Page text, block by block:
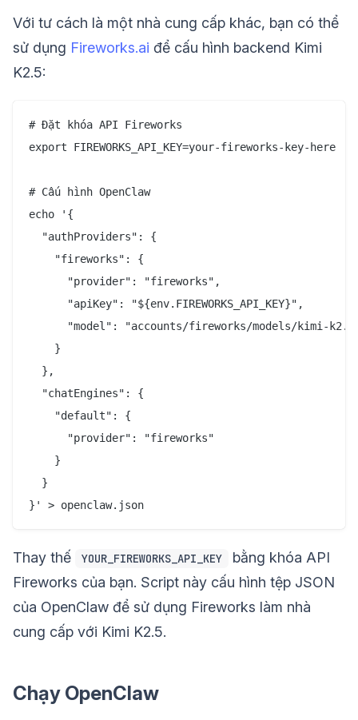
Với tư cách là một nhà cung cấp khác, bạn có thể
sử dụng Fireworks.ai để cấu hình backend Kimi
K2.5:
# Đặt khóa API Fireworks
export FIREWORKS_API_KEY=your-fireworks-key-here
# Cấu hình OpenClaw
echo '{
  "authProviders": {
    "fireworks": {
      "provider": "fireworks",
      "apiKey": "${env.FIREWORKS_API_KEY}",
"model": "accounts/fireworks/models/kimi-
    }
  },
  "chatEngines": {
    "default": {
      "provider": "fireworks"
    }
  }
Thay thế YOUR_FIREWORKS_API_KEY
bằng khóa API
Fireworks của bạn. Script này cấu hình tệp JSON
của OpenClaw để sử dụng Fireworks làm nhà
cung cấp với Kimi K2.5.
Chạy OpenClaw